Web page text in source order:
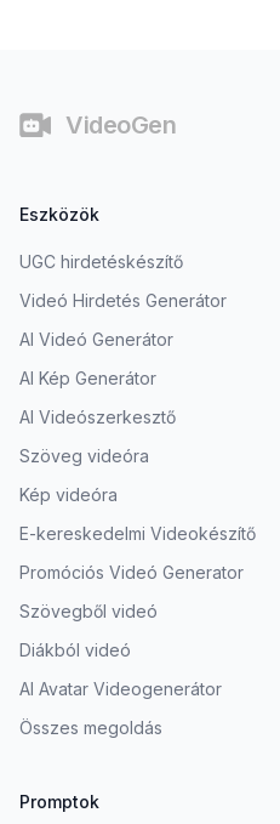
VideoGen
Eszközök
UGC hirdetéskészítő
Videó Hirdetés Generátor
AI Videó Generátor
AI Kép Generátor
AI Videószerkesztő
Szöveg videóra
Kép videóra
E-kereskedelmi Videokészítő
Promóciós Videó Generator
Szövegből videó
Diákból videó
AI Avatar Videogenerátor
Összes megoldás
Promptok